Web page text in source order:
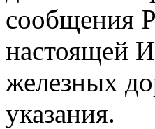
сообщения
настоящей
железных
указания.